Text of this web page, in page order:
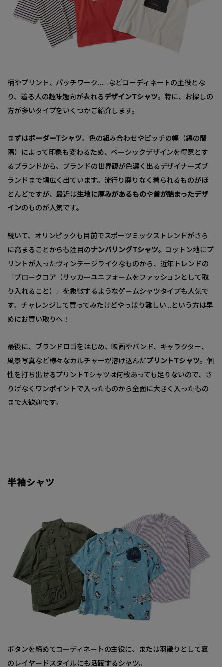
柄やプリント、パッチワーク……などコーディネートの主役とな
り、着る人の趣味趣向が表れるデザインTシャツ。特に、お探しの
方が多いタイプをいくつかご紹介します。
まずはボーダーTシャツ。色の組み合わせやピッチの幅（縞の間
隔）によって印象も変わるため、ベーシックデザインを得意とす
るブランドから、ブランドの世界観が色濃く出るデザイナーズブ
ランドまで幅広く出ています。流行り廃りなく着られるものがほ
とんどですが、最近は生地に厚みがあるものや首が詰まったデザ
インのものが人気です。
続いて、オリンピックも目前でスポーツミックストレンドがさら
に高まることからも注目のナンバリングTシャツ。コットン地にプ
リントが入ったヴィンテージライクなものから、近年トレンドの
「ブロークコア（サッカーユニフォームをファッションとして取
り入れること）」を象徴するようなゲームシャツタイプも人気で
す。チャレンジして買ってみたけどやっぱり難しい…という方は早
めにお買い取りへ！
最後に、ブランドロゴをはじめ、映画やバンド、キャラクター、
風景写真など様々なカルチャーが溶け込んだプリントTシャツ。個
性を打ち出せるプリントTシャツは何枚あっても足りないので、さ
りげなくワンポイントで入ったものから全面に大きく入ったもの
まで大歓迎です。
半袖シャツ
ボタンを締めてコーディネートの主役に、または羽織りとして夏
のレイヤードスタイルにも活躍するシャツ。